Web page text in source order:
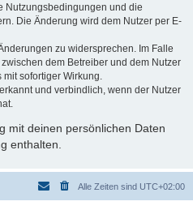
Nutzungsbedingungen und die
Die Änderung wird dem Nutzer per E-
zu widersprechen. Im Falle
dem Betreiber und dem Nutzer
sofortiger Wirkung.
und verbindlich, wenn der Nutzer
mit deinen persönlichen Daten
enthalten.
Alle Zeiten sind UTC+02:00